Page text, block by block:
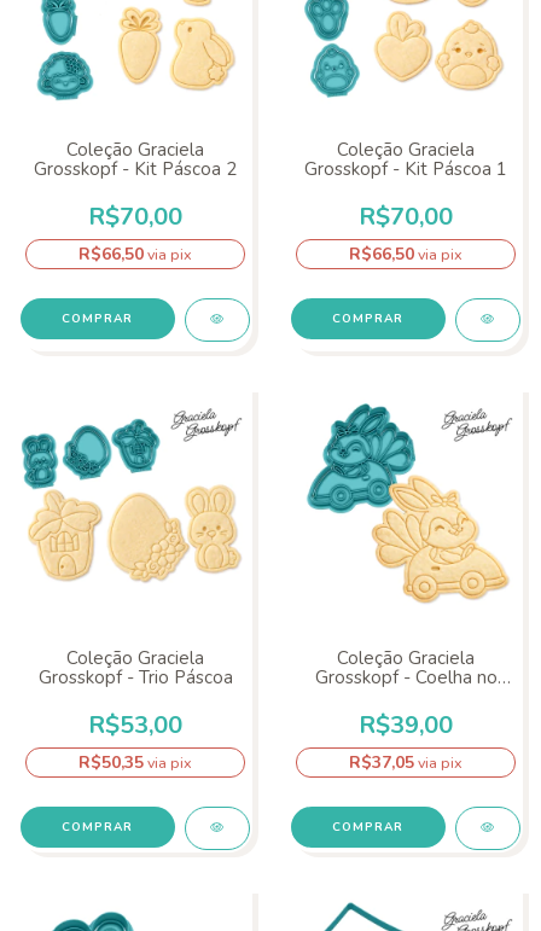
Coleção Graciela
Grosskopf - Kit Páscoa 2
R$70,00
R$66,50via pix
Coleção Graciela
Grosskopf - Kit Páscoa 1
R$70,00
R$66,50via pix
Coleção Graciela
Grosskopf - Trio Páscoa
R$53,00
R$50,35via pix
COMPRAR
Coleção Graciela
Grosskopf - Coelha no
R$39,00
R$37,05via pix
COMPRAR